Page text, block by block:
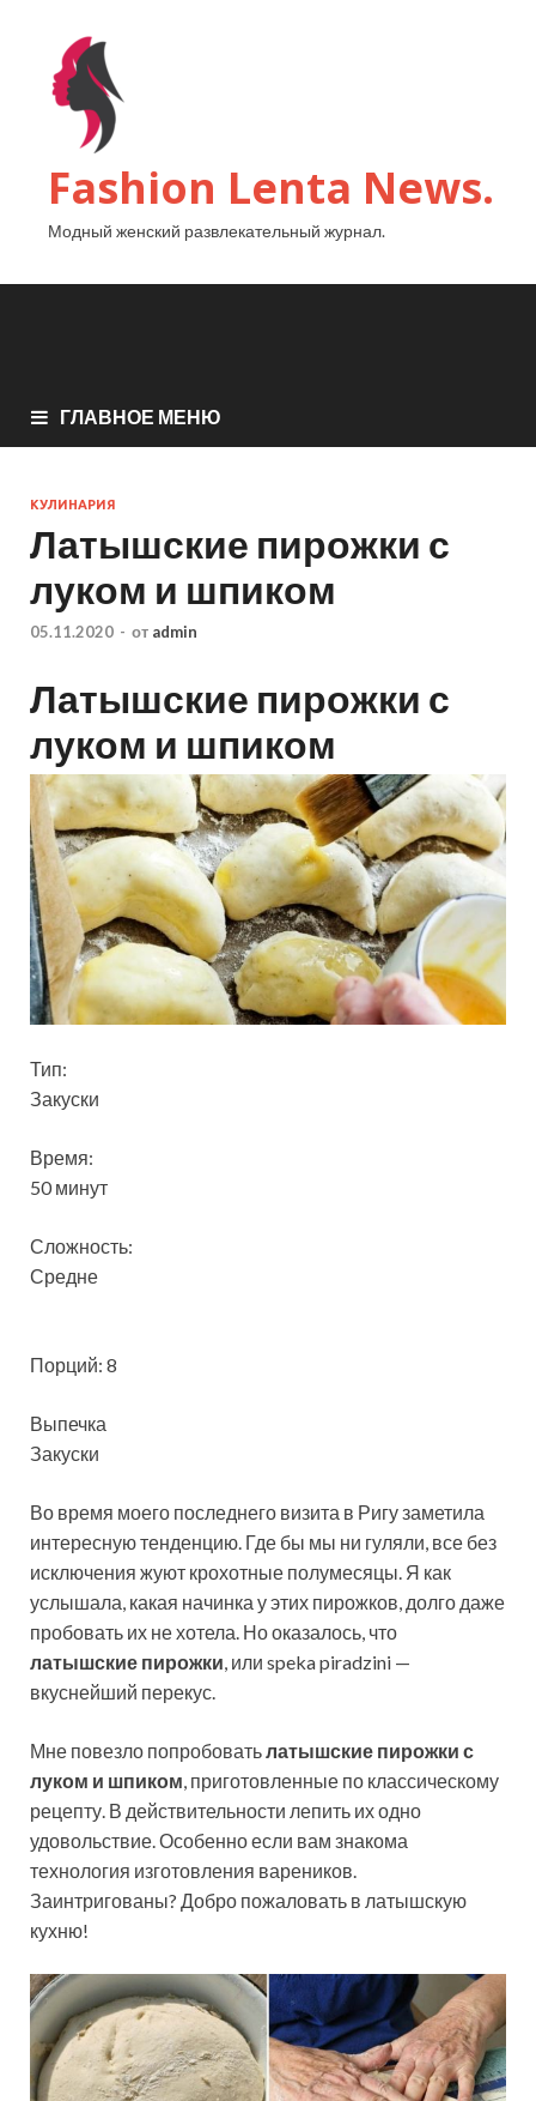
Fashion Lenta News.
Модный женский развлекательный журнал.
ГЛАВНОЕ МЕНЮ
КУЛИНАРИЯ
Латышские пирожки с
луком и шпиком
05.11.2020 - от admin
Латышские пирожки с
луком и шпиком
Тип:
Закуски
Время:
50 минут
Сложность:
Средне
Порций: 8
Выпечка
Закуски
Во время моего последнего визита в Ригу заметила
интересную тенденцию. Где бы мы ни гуляли, все без
исключения жуют крохотные полумесяцы. Я как
услышала, какая начинка у этих пирожков, долго даже
пробовать их не хотела. Но оказалось, что
латышские пирожки , или speka piradzini —
вкуснейший перекус.
Мне повезло попробовать латышские пирожки с
луком и шпиком , приготовленные по классическому
рецепту. В действительности лепить их одно
удовольствие. Особенно если вам знакома
технология изготовления вареников.
Заинтригованы? Добро пожаловать в латышскую
кухню!